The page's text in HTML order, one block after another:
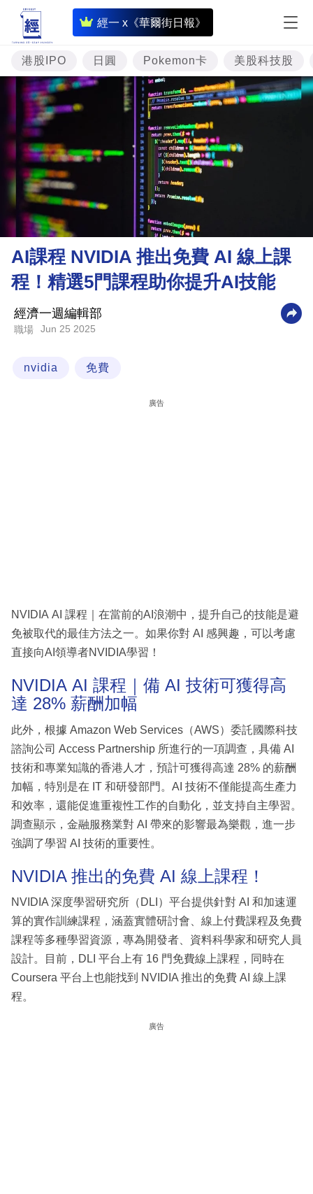
經一 x《華爾街日報》
即
時
財
經
投
市
理
財
商
業
科
區
港股IPO 日圓 Pokemon卡 美股科技股
AI課程 NVIDIA 推出免費 AI 線上課
程！精選5門課程助你提升AI技能
經濟一週編輯部
職場 Jun 25 2025
nvidia 免費
廣告
NVIDIA AI 課程｜在當前的AI浪潮中，提升自己的技能是避
免被取代的最佳方法之一。如果你對 AI 感興趣，可以考慮
直接向AI領導者NVIDIA學習！
NVIDIA AI 課程｜備 AI 技術可獲得高
達 28% 薪酬加幅
此外，根據 Amazon Web Services（AWS）委託國際科技
諮詢公司 Access Partnership 所進行的一項調查，具備 AI
技術和專業知識的香港人才，預計可獲得高達 28% 的薪酬
加幅，特別是在 IT 和研發部門。AI 技術不僅能提高生產力
和效率，還能促進重複性工作的自動化，並支持自主學習。
調查顯示，金融服務業對 AI 帶來的影響最為樂觀，進一步
強調了學習 AI 技術的重要性。
NVIDIA 推出的免費 AI 線上課程！
NVIDIA 深度學習研究所（DLI）平台提供針對 AI 和加速運
算的實作訓練課程，涵蓋實體研討會、線上付費課程及免費
課程等多種學習資源，專為開發者、資料科學家和研究人員
設計。目前，DLI 平台上有 16 門免費線上課程，同時在
Coursera 平台上也能找到 NVIDIA 推出的免費 AI 線上課
程。
廣告